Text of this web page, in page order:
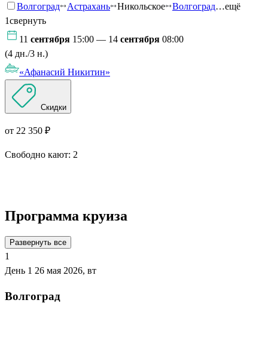
Волгоград Астрахань Никольское Волгоград…ещё
1свернуть
11 сентября 15:00 — 14 сентября 08:00
(4 дн./3 н.)
«Афанасий Никитин»
Скидки
от 22 350 ₽
Свободно кают: 2
Программа круиза
Развернуть все
1
День 1 26 мая 2026, вт
Волгоград